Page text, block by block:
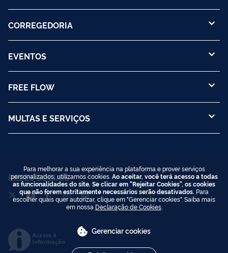
CORREGEDORIA
EVENTOS
FREE FLOW
MULTAS E SERVIÇOS
REDES SOCIAIS
Acesso à
Informação
Para melhorar a sua experiência na plataforma e prover serviços
personalizados, utilizamos cookies. Ao aceitar, você terá acesso a todas
as funcionalidades do site. Se clicar em "Rejeitar Cookies", os cookies
que não forem estritamente necessários serão desativados. Para
escolher quais quer autorizar, clique em "Gerenciar cookies". Saiba mais
em nossa Declaração de Cookies.
Gerenciar cookies